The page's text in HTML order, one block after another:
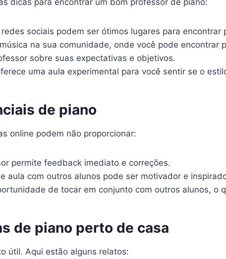
sociais podem ser ótimos lugares para encontrar
na sua comunidade, onde você pode encontrar
sobre suas expectativas e objetivos.
uma aula experimental para você sentir se o
de piano
online podem não proporcionar:
permite feedback imediato e correções.
aula com outros alunos pode ser motivador e
de tocar em conjunto com outros alunos, o
de piano perto de casa
útil. Aqui estão alguns relatos: